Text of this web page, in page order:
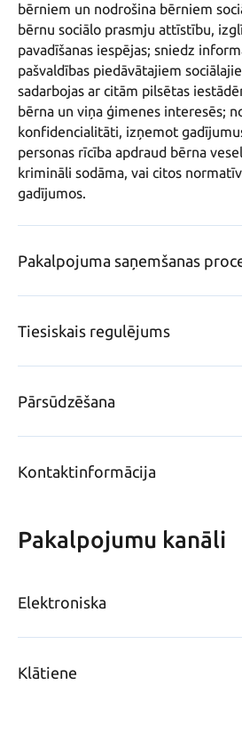
bērniem un nodrošina bērniem
bērnu sociālo prasmju attīstību,
pavadīšanas iespējas; sniedz
pašvaldības piedāvātajiem
sadarbojas ar citām pilsētas
bērna un viņa ģimenes interesēs;
konfidencialitāti, izņemot
personas rīcība apdraud bērna
krimināli sodāma, vai citos
gadījumos.
Pakalpojuma saņemšanas
Tiesiskais regulējums
Pārsūdzēšana
Kontaktinformācija
Pakalpojumu kanāli
Elektroniska
Klātiene